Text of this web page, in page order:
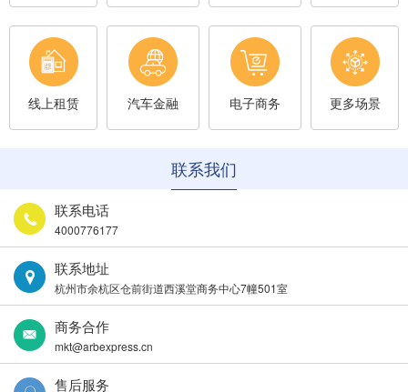
线上租赁 汽车金融 电子商务 更多场景
联系我们
联系电话
4000776177
联系地址
杭州市余杭区仓前街道西溪堂商务中心7幢501室
商务合作
mkt@arbexpress.cn
售后服务